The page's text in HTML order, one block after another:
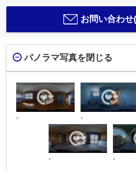
お問い合わせ
パノラマ写真を閉じる
- -
- -